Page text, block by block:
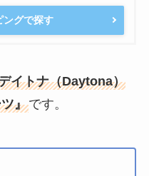
グで探す
イトナ（Daytona）
』です。